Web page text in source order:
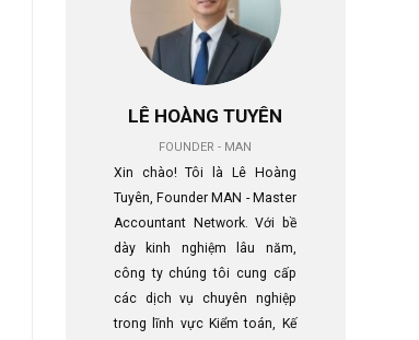
LÊ HOÀNG TUYÊN
FOUNDER - MAN
Xin chào! Tôi là Lê Hoàng
Tuyên, Founder MAN - Master
Accountant Network. Với bề
dày kinh nghiệm lâu năm,
công ty chúng tôi cung cấp
các dịch vụ chuyên nghiệp
trong lĩnh vực Kiểm toán, Kế